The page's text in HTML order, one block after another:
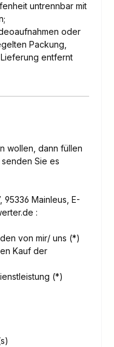
untrennbar mit
oder
Packung,
entfernt
wollen, dann füllen
Sie es
95336 Mainleus E-
:
von mir/ uns (*)
Kauf der
(*)